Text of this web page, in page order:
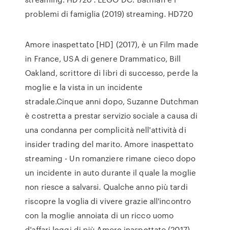
problemi di famiglia (2019) streaming. HD720
Amore inaspettato [HD] (2017), è un Film made
in France, USA di genere Drammatico, Bill
Oakland, scrittore di libri di successo, perde la
moglie e la vista in un incidente
stradale.Cinque anni dopo, Suzanne Dutchman
è costretta a prestar servizio sociale a causa di
una condanna per complicità nell'attività di
insider trading del marito. Amore inaspettato
streaming - Un romanziere rimane cieco dopo
un incidente in auto durante il quale la moglie
non riesce a salvarsi. Qualche anno più tardi
riscopre la voglia di vivere grazie all'incontro
con la moglie annoiata di un ricco uomo